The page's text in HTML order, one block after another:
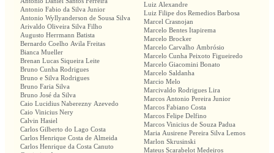
Antonio Fabio da Silva Junior
Antonio Wyllyanderson de Sousa Silva
Arivaldo Oliveira Silva Filho
Augusto Herrmann Batista
Bernardo Coelho Avila Freitas
Bianca Mueller
Brenan Lucas Siqueira Leite
Bruno Cunha Rodrigues
Bruno e Silva Rodrigues
Bruno Faria Silva
Bruno José da Silva
Caio Lucidius Naberezny Azevedo
Caio Vinicius Nery
Calvin Hasiel
Carlos Gilberto do Lago Costa
Carlos Henrique Costa de Almeida
Carlos Henrique da Costa Canuto
Luiz Alexandre
Luiz Filipe dos Remedios Barbosa
Marcel Crasnojan
Marcelo Bentes Itapirema
Marcelo Brocker
Marcelo Carvalho Ambrósio
Marcelo Cunha Peixoto Figueiredo
Marcelo Giacomini Bonato
Marcelo Saldanha
Marcio Melo
Marcivaldo Rodrigues Lira
Marcos Antonio Pereira Junior
Marcos Fabiano Costa
Marcos Felipe Delfino
Marcos Vinicius de Souza Padua
Maria Ausirene Pereira Silva Lemos
Marlon Skrusinski
Mateus Scarabelot Medeiros